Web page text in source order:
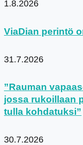
1.8.2026
ViaDian perintö
31.7.2026
”Rauman
jossa rukoillaan
tulla kohdatuksi”
30.7.2026